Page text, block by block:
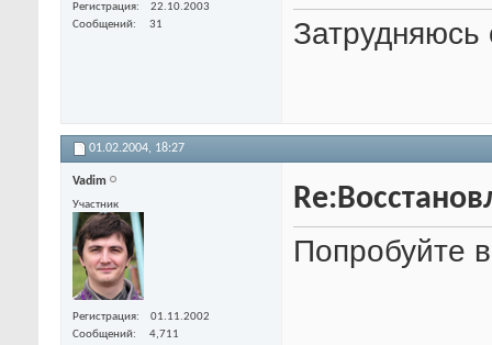
Регистрация
22.10.2003
Сообщений
31 Затрудняюсь
01.02.2004, 18:27
Vadim
Участник
Регистрация
01.11.2002
Сообщений
4,711
Попробуйте